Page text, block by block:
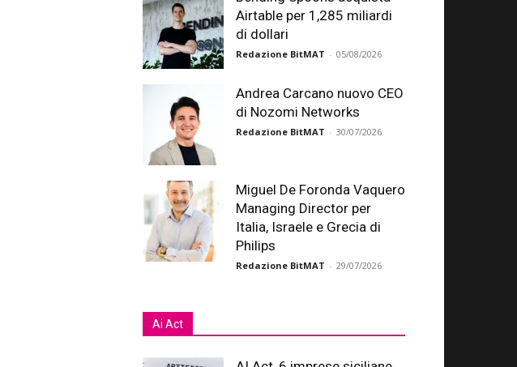
Airtable per 1,285 miliardi
di dollari
Redazione BitMAT - 05/08/2026
Andrea Carcano nuovo CEO
di Nozomi Networks
Redazione BitMAT - 30/07/2026
Miguel De Foronda Vaquero
Managing Director per
Italia, Israele e Grecia di
Philips
Redazione BitMAT - 29/07/2026
Ai Act